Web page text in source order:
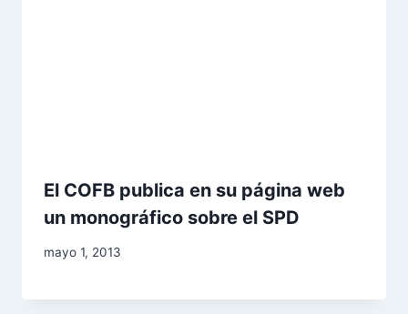
El COFB publica en su página web
un monográfico sobre el SPD
Por
mayo 1, 2013